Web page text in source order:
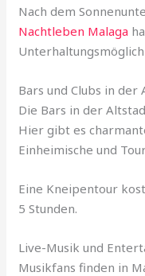
Nach dem
Nachtleben Malaga
Bars und Clubs in der
Die Bars in der
Hier gibt es
Einheimische und
Eine Kneipentour
5 Stunden.
Live-Musik und
Musikfans finden in